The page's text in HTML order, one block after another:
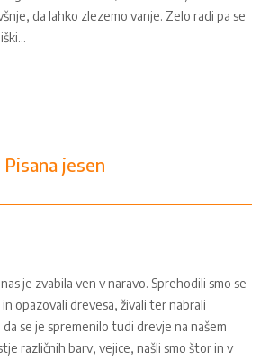
da lahko zlezemo vanje. Zelo radi pa se
jesen
je zvabila ven v naravo. Sprehodili smo se
opazovali drevesa, živali ter nabrali
se je spremenilo tudi drevje na našem
različnih barv, vejice, našli smo štor in v